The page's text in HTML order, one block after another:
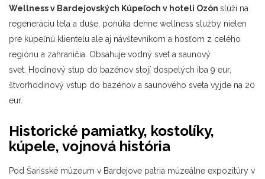
Wellness v Bardejovských Kúpeľoch v hoteli Ozón slúži na
regeneráciu tela a duše, ponúka denne wellness služby nielen
pre kúpeľnú klientelu ale aj návštevníkom a hosťom z celého
regiónu a zahraničia. Obsahuje vodný svet a saunový
svet. Hodinový stup do bazénov stojí dospelých iba 9 eur,
štvorhodinový vstup do bazénov a saunového sveta vyjde na 20
eur.
Historické pamiatky, kostolíky,
kúpele, vojnová história
Pod Šarišské múzeum v Bardejove patria múzeálne expozitúry v